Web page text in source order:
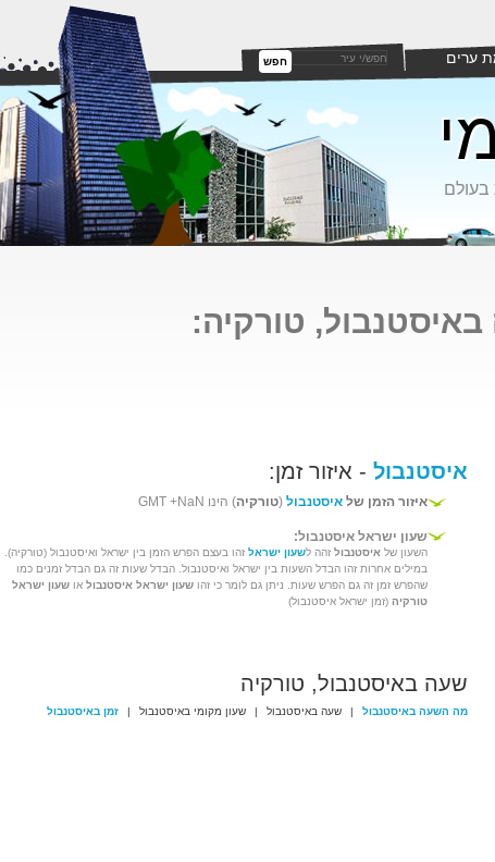
ערים חפש
בעולם
טורקיה:
איסטנבול - איזור זמן:
איזור הזמן של איסטנבול (טורקיה) הינו GMT +NaN
שעון ישראל איסטנבול:
השעון של איסטנבול זהה לשעון ישראל זהו בעצם הפרש הזמן בין ישראל ואיסטנבול (טורקיה).
במילים אחרות זהו הבדל השעות בין ישראל ואיסטנבול. הבדל שעות זה גם הבדל זמנים כמו
שהפרש זמן זה גם הפרש שעות. ניתן גם לומר כי זהו שעון ישראל איסטנבול או שעון ישראל
טורקיה (זמן ישראל איסטנבול)
שעה באיסטנבול, טורקיה
מה השעה באיסטנבול | שעה באיסטנבול | שעון מקומי באיסטנבול | זמן באיסטנבול